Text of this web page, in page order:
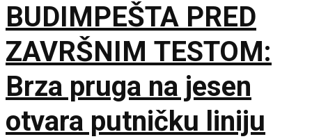
BUDIMPEŠTA PRED
ZAVRŠNIM TESTOM:
Brza pruga na jesen
otvara putničku liniju